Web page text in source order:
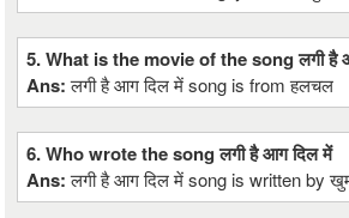
5. What is the movie of the song लगी है
Ans:लगी है आग दिल में song is from हलचल
6. Who wrote the song लगी है आग दिल में
Ans:लगी है आग दिल में song is written by